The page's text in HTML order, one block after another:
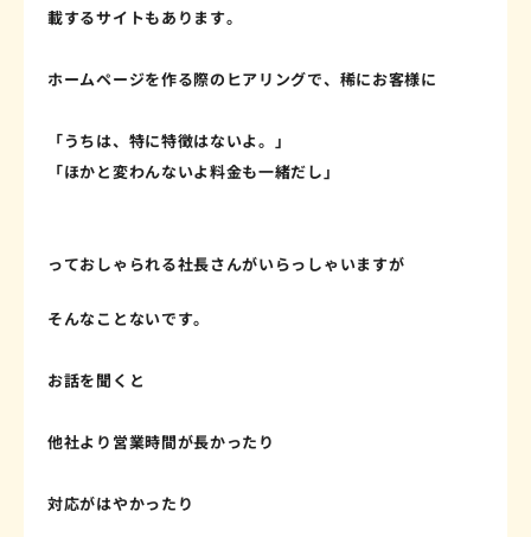
載するサイトもあります。
ホームページを作る際のヒアリングで、稀にお客様に
「うちは、特に特徴はないよ。」
「ほかと変わんないよ料金も一緒だし」
っておしゃられる社長さんがいらっしゃいますが
そんなことないです。
お話を聞くと
他社より営業時間が長かったり
対応がはやかったり